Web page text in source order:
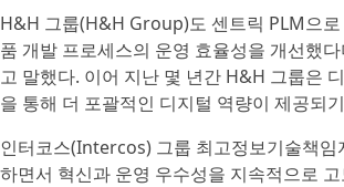
H&H 그룹(H&H Group)도 센트릭 PLM으로
품 개발 프로세스의 운영 효율성을 개선했
고 말했다. 이어 지난 몇 년간 H&H 그룹은
을 통해 더 포괄적인 디지털 역량이 제공되
인터코스(Intercos) 그룹 최고정보기술책
하면서 혁신과 운영 우수성을 지속적으로